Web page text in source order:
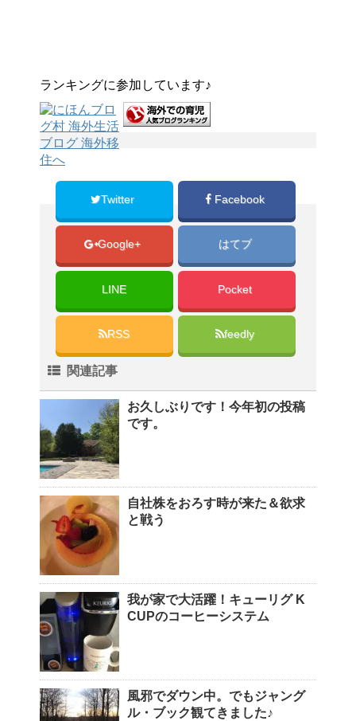
ランキングに参加しています♪
Twitter Facebook
Google+ はてブ
LINE Pocket
RSS feedly
関連記事
お久しぶりです！今年初の投稿
です。
自社株をおろす時が来た＆欲求
と戦う
我が家で大活躍！キューリグ K
CUPのコーヒーシステム
風邪でダウン中。でもジャング
ル・ブック観てきました♪